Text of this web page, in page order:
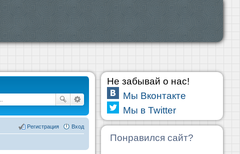
Вход
Регистрация
Не забывай о нас!
Мы Вконтакте
Мы в Twitter
Понравился сайт?